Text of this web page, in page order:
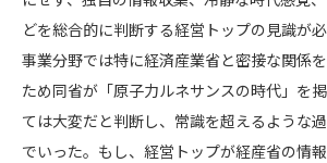
どを総合的に判断する経営トップの見識が
事業分野では特に経済産業省と密接な関係
ため同省が「原子力ルネサンスの時代」を
ては大変だと判断し、常識を超えるような
でいった。もし、経営トップが経産省の情